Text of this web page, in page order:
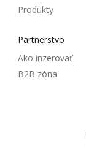
Produkty
Partnerstvo
Ako inzerovať
B2B zóna